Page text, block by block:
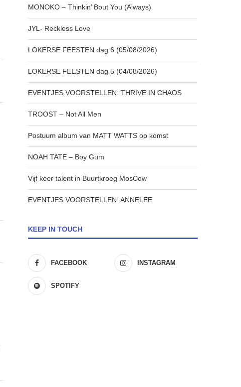
MONOKO – Thinkin’ Bout You (Always)
JYL- Reckless Love
LOKERSE FEESTEN dag 6 (05/08/2026)
LOKERSE FEESTEN dag 5 (04/08/2026)
EVENTJES VOORSTELLEN: THRIVE IN CHAOS
TROOST – Not All Men
Postuum album van MATT WATTS op komst
NOAH TATE – Boy Gum
Vijf keer talent in Buurtkroeg MosCow
EVENTJES VOORSTELLEN: ANNELEE
KEEP IN TOUCH
FACEBOOK INSTAGRAM
SPOTIFY